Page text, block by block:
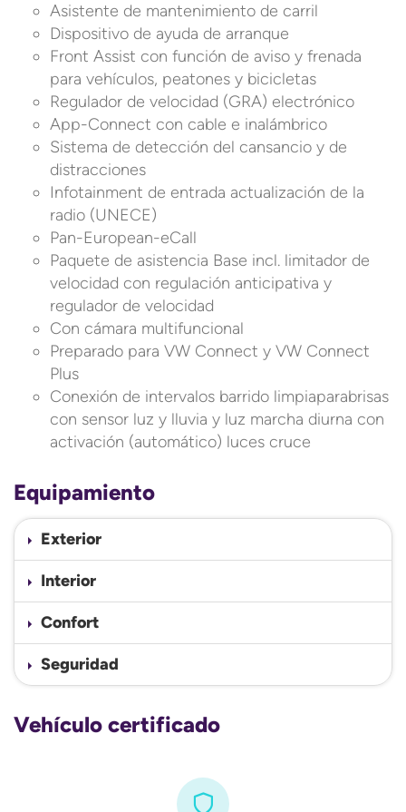
Asistente de mantenimiento de carril
Dispositivo de ayuda de arranque
Front Assist con función de aviso y frenada
para vehículos, peatones y bicicletas
Regulador de velocidad (GRA) electrónico
App-Connect con cable e inalámbrico
Sistema de detección del cansancio y de
distracciones
Infotainment de entrada actualización de la
radio (UNECE)
Pan-European-eCall
Paquete de asistencia Base incl. limitador de
velocidad con regulación anticipativa y
regulador de velocidad
Con cámara multifuncional
Preparado para VW Connect y VW Connect
Plus
Conexión de intervalos barrido limpiaparabrisas
con sensor luz y lluvia y luz marcha diurna con
activación (automático) luces cruce
Equipamiento
Exterior
Interior
Confort
Seguridad
Vehículo certificado